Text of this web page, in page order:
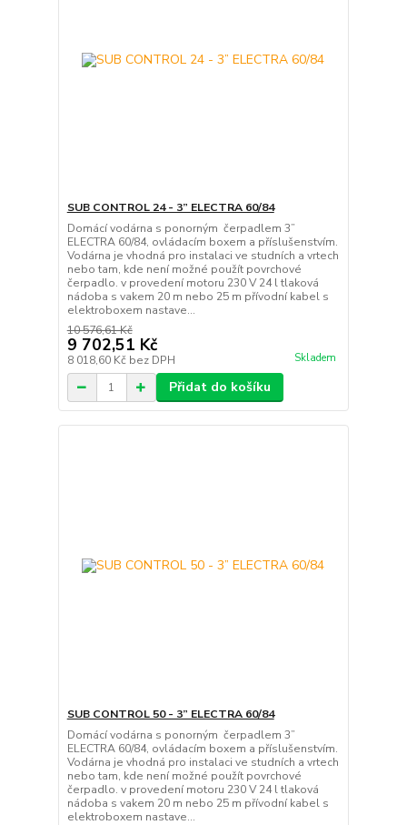
SUB CONTROL 24 - 3” ELECTRA 60/84
Domácí vodárna s ponorným čerpadlem 3”
ELECTRA 60/84, ovládacím boxem a příslušenstvím.
Vodárna je vhodná pro instalaci ve studních a vrtech
nebo tam, kde není možné použít povrchové
čerpadlo. v provedení motoru 230 V 24 l tlaková
nádoba s vakem 20 m nebo 25 m přívodní kabel s
elektroboxem nastave...
10 576,61 Kč
9 702,51 Kč
8 018,60 Kč bez DPH Skladem
Přidat do košíku
SUB CONTROL 50 - 3” ELECTRA 60/84
Domácí vodárna s ponorným čerpadlem 3”
ELECTRA 60/84, ovládacím boxem a příslušenstvím.
Vodárna je vhodná pro instalaci ve studních a vrtech
nebo tam, kde není možné použít povrchové
čerpadlo. v provedení motoru 230 V 24 l tlaková
nádoba s vakem 20 m nebo 25 m přívodní kabel s
elektroboxem nastave...